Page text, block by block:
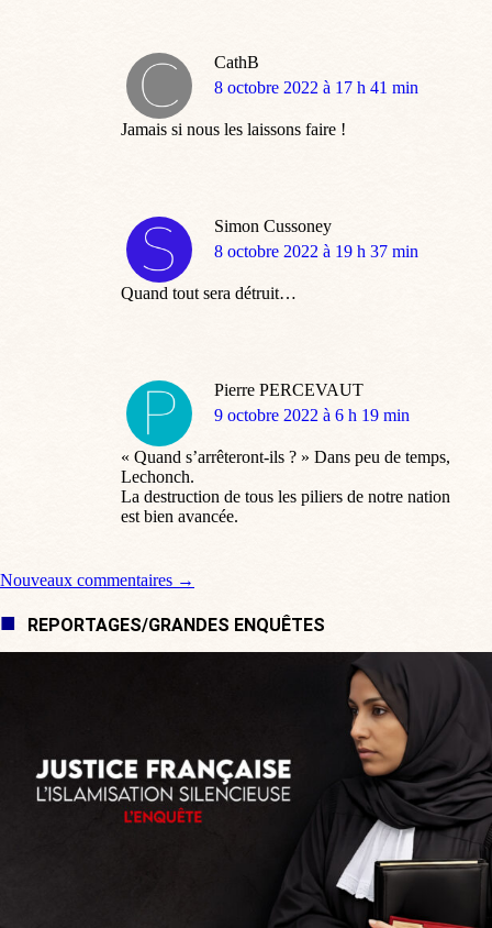
CathB
dit
8 octobre 2022 à 17 h 41 min
Jamais si nous les laissons faire !
Simon Cussoney
dit
8 octobre 2022 à 19 h 37 min
Quand tout sera détruit…
Pierre PERCEVAUT
dit
9 octobre 2022 à 6 h 19 min
« Quand s’arrêteront-ils ? » Dans peu de temps,
Lechonch.
La destruction de tous les piliers de notre nation
est bien avancée.
Navigation de commentaire
Nouveaux commentaires →
REPORTAGES/GRANDES ENQUÊTES